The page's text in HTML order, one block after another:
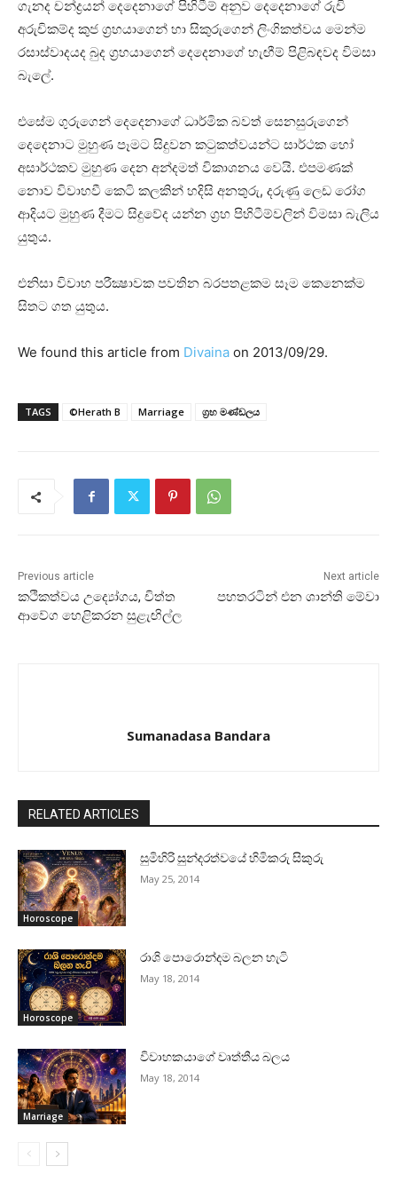
ගැනද චන්ද්‍රයන් දෙදෙනාගේ පිහිටීම් අනුව දෙදෙනාගේ රුචි
අරුචිකම්ද කුජ ග්‍රහයාගෙන් හා සිකුරුගෙන් ලිංගිකත්වය මෙන්ම
රසාස්‌වාදයද බුද ග්‍රහයාගෙන් දෙදෙනාගේ හැඟීම් පිළිබඳවද විමසා
බැලේ.
එසේම ගුරුගෙන් දෙදෙනාගේ ධාර්මික බවත් සෙනසුරුගෙන්
දෙදෙනාට මුහුණ පෑමට සිදුවන කටුකත්වයන්ට සාර්ථක හෝ
අසාර්ථකව මුහුණ දෙන අන්දමත් විකාශනය වෙයි. එපමණක්‌
නොව විවාහවී කෙටි කලකින් හදිසි අනතුරු, දරුණු ලෙඩ රෝග
ආදියට මුහුණ දීමට සිදුවේද යන්න ග්‍රහ පිහිටීම්වලින් විමසා බැලිය
යුතුය.
එනිසා විවාහ පරීක්‍ෂාවක පවතින බරපතළකම සෑම කෙනෙක්‌ම
සිතට ගත යුතුය.
We found this article from Divaina on 2013/09/29.
TAGS ©Herath B Marriage ග්‍රහ මණ්‌ඩලය
Previous article
කථිකත්වය උද්‍යෝගය, චිත්ත
ආවේග හෙළිකරන සුළැඟිල්ල
Next article
පහතරටින් එන ශාන්ති මේවා
Sumanadasa Bandara
RELATED ARTICLES
Horoscope
සුමිහිරි සුන්දරත්වයේ හිමිකරු සිකුරු
May 25, 2014
Horoscope
රාශි පොරොන්දම බලන හැටි
May 18, 2014
Marriage
විවාහකයාගේ වෘත්තීය බලය
May 18, 2014